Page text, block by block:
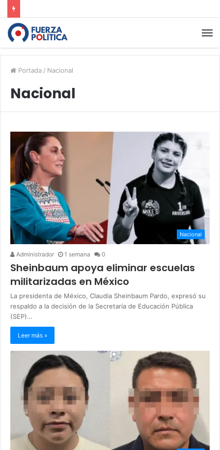
Portada / Nacional
Nacional
Nacional
Administrador 1 semana 0
Sheinbaum apoya eliminar escuelas
militarizadas en México
La presidenta de México, Claudia Sheinbaum Pardo, expresó su
respaldo a la decisión de la Secretaría de Educación Pública
(SEP)…
Leer más »